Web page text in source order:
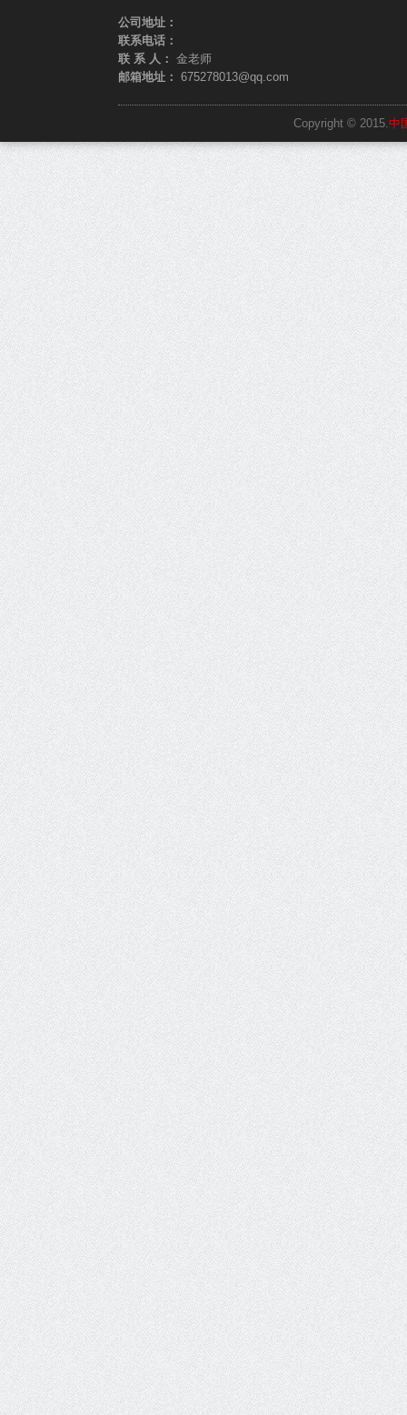
公司地址：
联系电话：
联 系 人：
金老师
邮箱地址：
675278013@qq.com
Copyright © 2015. 中